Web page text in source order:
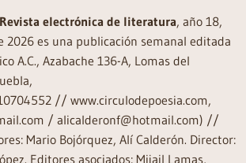
electrónica de literatura, año 18,
2026 es una publicación semanal editada
A.C., Azabache 136-A, Lomas del
// www.circulodepoesia.com,
/ alicalderonf@hotmail.com) //
Mario Bojórquez, Alí Calderón. Director:
Editores asociados: Mijail Lamas,